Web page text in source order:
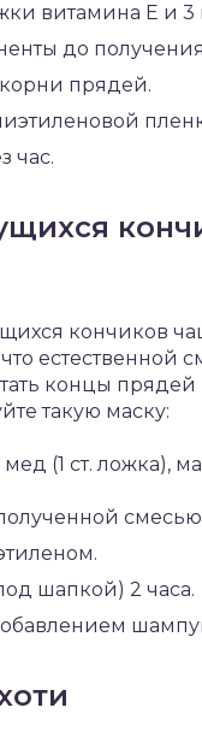
витамина Е и
до
прядей.
час.
кончиков
естественной
концы
такую маску:
(1 ст. ложка),
шапкой) 2 часа.